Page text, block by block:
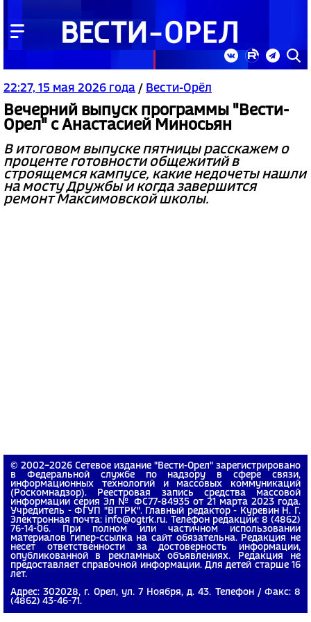
22:27, 15 мая 2026 года / Вести-Орёл
Вечерний выпуск программы "Вести-
Орел" с Анастасией Миносьян
В итоговом выпуске пятницы расскажем о
проценте готовности общежитий в
строящемся кампусе, какие недочеты нашли
на мосту Дружбы и когда завершится
ремонт Максимовской школы.
© 2002−2026 Сетевое издание "Вести-Орел" зарегистрировано
в Федеральной службе по надзору в сфере связи,
информационных технологий и массовых коммуникаций
(Роскомнадзор). Реестровая запись средства массовой
информации серия Эл № ФС77-84935 от 21 марта 2023 года.
Учредитель - ФГУП "ВГТРК". Главный редактор - Куревин Н. Г.
Электронная почта: info@ogtrk.ru. Телефон редакции: 8 (4862)
76-14-06. При полном или частичном использовании
материалов гипер-ссылка на сайт обязательна. Редакция не
несет ответственности за достоверность информации,
опубликованной в рекламных объявлениях. Редакция не
предоставляет справочной информации. Для детей старше 16
лет.
Адрес: 302028, г. Орел, ул. 7 Ноября, д. 43. Телефон / Факс: 8
(4862) 43-46-71.